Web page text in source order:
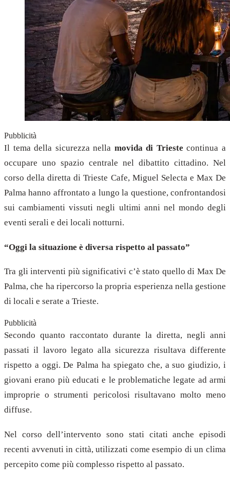
Pubblicità
Il tema della sicurezza nella movida di Trieste continua a
occupare uno spazio centrale nel dibattito cittadino. Nel
corso della diretta di Trieste Cafe, Miguel Selecta e Max De
Palma hanno affrontato a lungo la questione, confrontandosi
sui cambiamenti vissuti negli ultimi anni nel mondo degli
eventi serali e dei locali notturni.
“Oggi la situazione è diversa rispetto al passato”
Tra gli interventi più significativi c’è stato quello di Max De
Palma, che ha ripercorso la propria esperienza nella gestione
di locali e serate a Trieste.
Pubblicità
Secondo quanto raccontato durante la diretta, negli anni
passati il lavoro legato alla sicurezza risultava differente
rispetto a oggi. De Palma ha spiegato che, a suo giudizio, i
giovani erano più educati e le problematiche legate ad armi
improprie o strumenti pericolosi risultavano molto meno
diffuse.
Nel corso dell’intervento sono stati citati anche episodi
recenti avvenuti in città, utilizzati come esempio di un clima
percepito come più complesso rispetto al passato.